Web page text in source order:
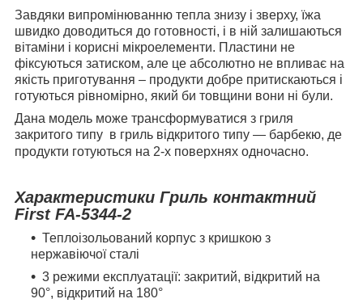
Завдяки випромінюванню тепла знизу і зверху, їжа
швидко доводиться до готовності, і в ній залишаються
вітаміни і корисні мікроелементи. Пластини не
фіксуються затиском, але це абсолютно не впливає на
якість приготування – продукти добре притискаються і
готуються рівномірно, який би товщини вони ні були.
Дана модель може трансформуватися з гриля
закритого типу в гриль відкритого типу — барбекю, де
продукти готуються на 2-х поверхнях одночасно.
Характеристики Гриль контактний
First FA-5344-2
Теплоізольований корпус з кришкою з
нержавіючої сталі
3 режими експлуатації: закритий, відкритий на
90°, відкритий на 180°